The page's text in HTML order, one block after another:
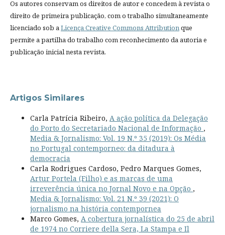
Os autores conservam os direitos de autor e concedem à revista o
direito de primeira publicação, com o trabalho simultaneamente
licenciado sob aLicença Creative Commons Attributionque
permite a partilha do trabalho com reconhecimento da autoria e
publicação inicial nesta revista.
Artigos Similares
Carla Patrícia Ribeiro, A ação política da Delegação
do Porto do Secretariado Nacional de Informação ,
Media & Jornalismo: Vol. 19 N.º 35 (2019): Os Média
no Portugal contemporneo: da ditadura à
democracia
Carla Rodrigues Cardoso, Pedro Marques Gomes,
Artur Portela (Filho) e as marcas de uma
irreverência única no Jornal Novo e na Opção ,
Media & Jornalismo: Vol. 21 N.º 39 (2021): O
jornalismo na história contempornea
Marco Gomes, A cobertura jornalística do 25 de abril
de 1974 no Corriere della Sera, La Stampa e Il